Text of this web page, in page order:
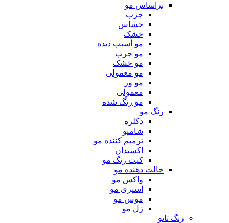
براساس مو
چرب
حساس
خشک
مو آسیب دیده
مو چرب
مو خشک
مو معمولی
مو وز
معمولی
مو رنگ شده
رنگ مو
دکلره
شامپو
ترمیم کننده مو
اکسیدان
کیت رنگ مو
حالت دهنده مو
واکس مو
اسپری مو
موس مو
ژل مو
رنگ تاتو